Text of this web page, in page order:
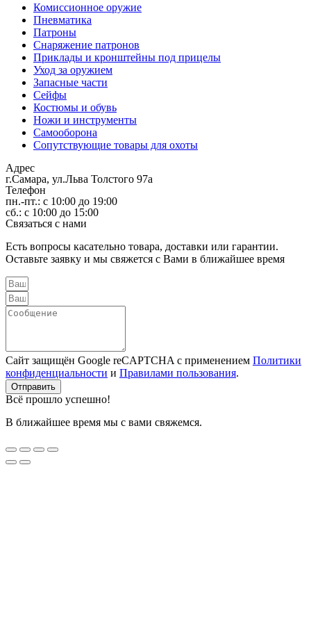
Комиссионное оружие
Пневматика
Патроны
Снаряжение патронов
Приклады и кронштейны под прицелы
Уход за оружием
Запасные части
Сейфы
Костюмы и обувь
Ножи и инструменты
Самооборона
Сопутствующие товары для охоты
Адрес
г.Самара, ул.Льва Толстого 97а
Телефон
пн.-пт.: с 10:00 до 19:00
сб.: с 10:00 до 15:00
Связаться с нами
Есть вопросы касательно товара, доставки или гарантии.
Оставьте заявку и мы свяжется с Вами в ближайшее время
Сайт защищён Google reCAPTCHA с применением Политики
конфиденциальности и Правилами пользования.
Отправить
Всё прошло успешно!
В ближайшее время мы с вами свяжемся.